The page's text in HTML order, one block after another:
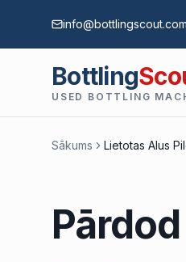
info@bottlingscout.com
Bottling
USED BOTTLING
Sākums Lietotas Alus